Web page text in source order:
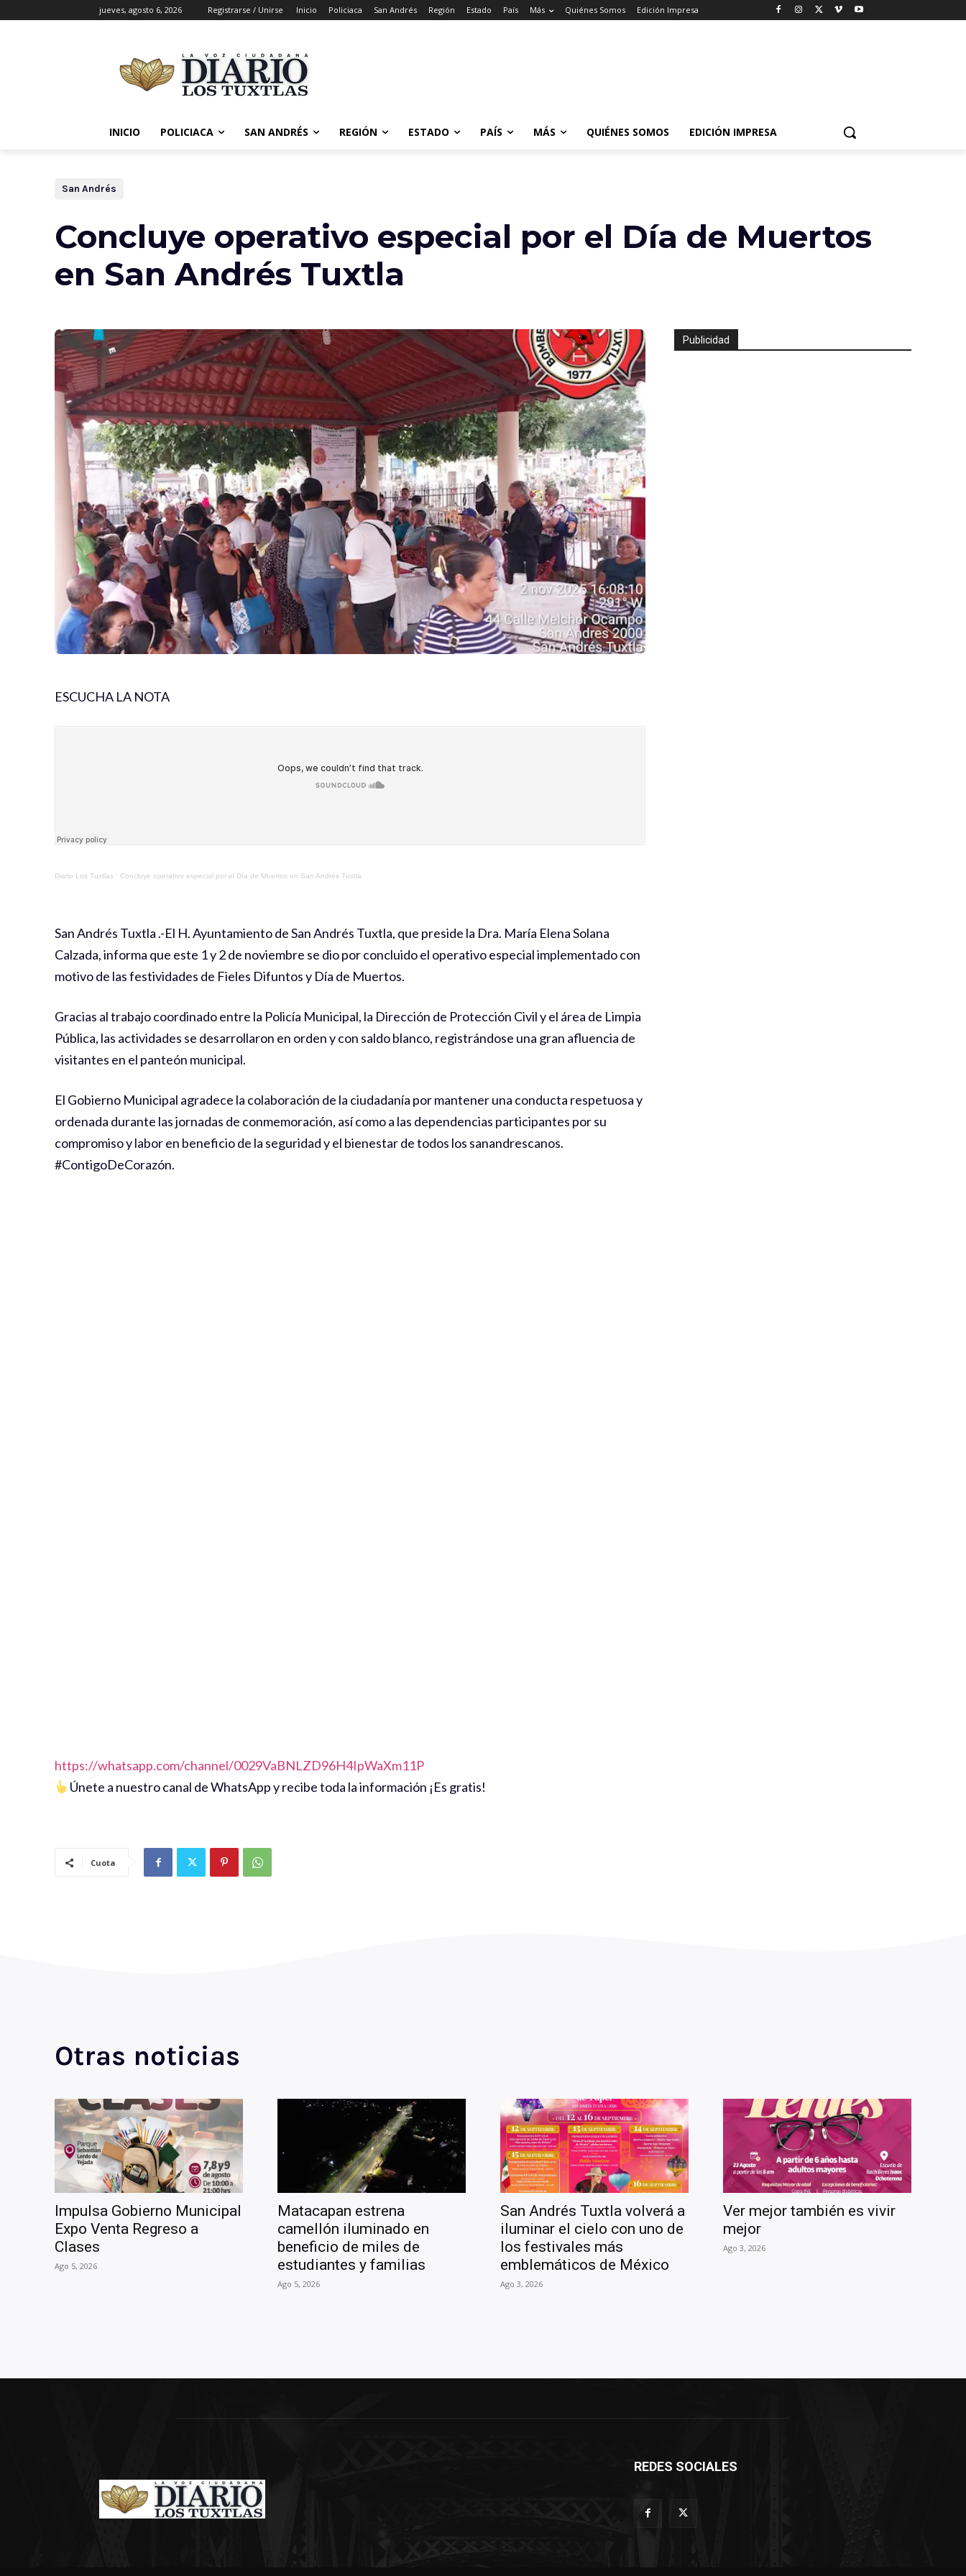
jueves, agosto 6, 2026 Registrarse / Unirse Inicio Policiaca San Andrés Región Estado País Más Quiénes Somos Edición Impresa
INICIO POLICIACA SAN ANDRÉS REGIÓN ESTADO PAÍS MÁS QUIÉNES SOMOS EDICIÓN IMPRESA
San Andrés
Concluye operativo especial por el Día de Muertos
en San Andrés Tuxtla
ESCUCHA LA NOTA
Diario Los Tuxtlas · Concluye operativo especial por el Día de Muertos en San Andrés Tuxtla
San Andrés Tuxtla .-El H. Ayuntamiento de San Andrés Tuxtla, que preside la Dra. María Elena Solana
Calzada, informa que este 1 y 2 de noviembre se dio por concluido el operativo especial implementado con
motivo de las festividades de Fieles Difuntos y Día de Muertos.
Gracias al trabajo coordinado entre la Policía Municipal, la Dirección de Protección Civil y el área de Limpia
Pública, las actividades se desarrollaron en orden y con saldo blanco, registrándose una gran afluencia de
visitantes en el panteón municipal.
El Gobierno Municipal agradece la colaboración de la ciudadanía por mantener una conducta respetuosa y
ordenada durante las jornadas de conmemoración, así como a las dependencias participantes por su
compromiso y labor en beneficio de la seguridad y el bienestar de todos los sanandrescanos.
#ContigoDeCorazón.
https://whatsapp.com/channel/0029VaBNLZD96H4IpWaXm11P
Únete a nuestro canal de WhatsApp y recibe toda la información ¡Es gratis!
Cuota
Publicidad
Otras noticias
Impulsa Gobierno Municipal
Expo Venta Regreso a
Clases
Ago 5, 2026
Matacapan estrena
camellón iluminado en
beneficio de miles de
estudiantes y familias
Ago 5, 2026
San Andrés Tuxtla volverá a
iluminar el cielo con uno de
los festivales más
emblemáticos de México
Ago 3, 2026
Ver mejor también es vivir
mejor
Ago 3, 2026
REDES SOCIALES